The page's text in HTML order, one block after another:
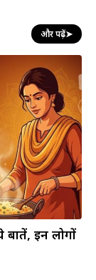
और पढ़ें➤
बातें, इन लोगों